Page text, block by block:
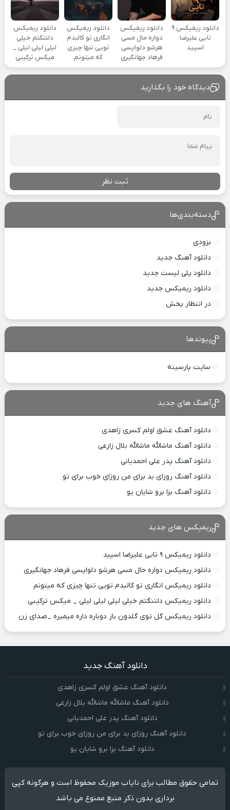
دانلود ریمیکس ۹
تایی علیرضا
اسپید
دانلود ریمیکس
دواره حال مسی
هرشو دلواپسی
فرهاد جهانگیری
دانلود ریمیکس
انگاری تو کالبدم
تویی تنها چیزی
که میتونم
دانلود ریمیکس
دلتنگتم خیلی
لیلی لیلی لیلی _
میکس ترکیبی
دیدگاه خود را بگذارید
ثبت نظر
دسته‌بندی‌ها
بزودی
دانلود آهنگ جدید
دانلود پلی لیست جدید
دانلود ریمیکس جدید
در انتظار پخش
پیوندها
سایت پارسینه
آهنگ های جدید
دانلود آهنگ عشق اولم کسری زاهدی
دانلود آهنگ ماشالله ماشالله بلال زارعی
دانلود آهنگ پدر علی احمدیانی
دانلود آهنگ روزای بد برای من روزای خوب برای تو
دانلود آهنگ بزا برو شایان یو
ریمیکس های جدید
دانلود ریمیکس ۹ تایی علیرضا اسپید
دانلود ریمیکس دواره حال مسی هرشو دلواپسی فرهاد جهانگیری
دانلود ریمیکس انگاری تو کالبدم تویی تنها چیزی که میتونم
دانلود ریمیکس دلتنگتم خیلی لیلی لیلی لیلی _ میکس ترکیبی
دانلود ریمیکس گل توی گلدون باز دوباره داره میمیره _صدای زن
دانلود آهنگ جدید
دانلود آهنگ عشق اولم کسری زاهدی
دانلود آهنگ ماشالله ماشالله بلال زارعی
دانلود آهنگ پدر علی احمدیانی
دانلود آهنگ روزای بد برای من روزای خوب برای تو
دانلود آهنگ بزا برو شایان یو
تمامی حقوق مطالب برای نایاب موزیک محفوظ است و هرگونه کپی
برداری بدون ذکر منبع ممنوع می باشد